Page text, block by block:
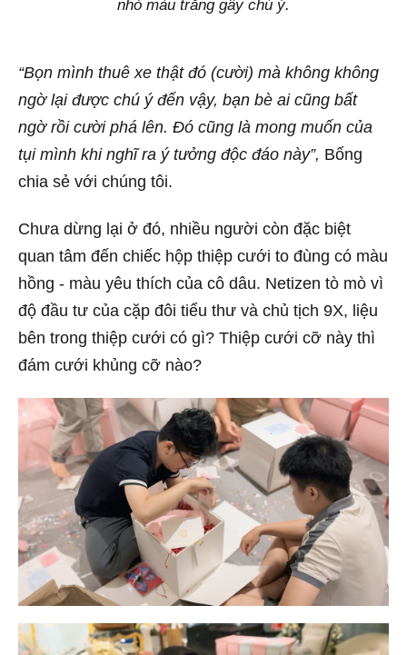
nhỏ màu trắng gây chú ý.
“Bọn mình thuê xe thật đó (cười) mà không không
ngờ lại được chú ý đến vậy, bạn bè ai cũng bất
ngờ rồi cười phá lên. Đó cũng là mong muốn của
tụi mình khi nghĩ ra ý tưởng độc đáo này”, Bống
chia sẻ với chúng tôi.
Chưa dừng lại ở đó, nhiều người còn đặc biệt
quan tâm đến chiếc hộp thiệp cưới to đùng có màu
hồng - màu yêu thích của cô dâu. Netizen tò mò vì
độ đầu tư của cặp đôi tiểu thư và chủ tịch 9X, liệu
bên trong thiệp cưới có gì? Thiệp cưới cỡ này thì
đám cưới khủng cỡ nào?